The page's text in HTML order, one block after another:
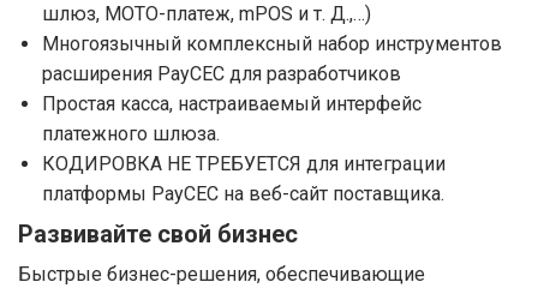
шлюз, MOTO-платеж, mPOS и т. Д.,…)
Многоязычный комплексный набор инструментов
расширения PayCEC для разработчиков
Простая касса, настраиваемый интерфейс
платежного шлюза.
КОДИРОВКА НЕ ТРЕБУЕТСЯ для интеграции
платформы PayCEC на веб-сайт поставщика.
Развивайте свой бизнес
Быстрые бизнес-решения, обеспечивающие